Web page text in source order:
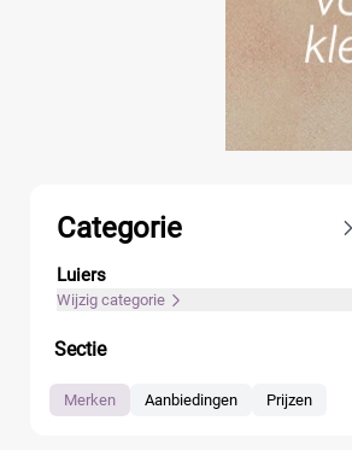
Categorie
Luiers
Wijzig categorie
Sectie
Merken Aanbiedingen Prijzen